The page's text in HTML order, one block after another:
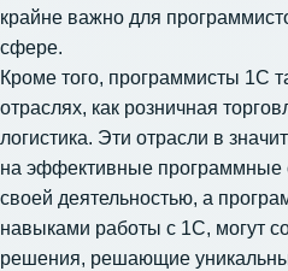
крайне важно для
сфере.
Кроме того, программисты 1С
отраслях, как розничная
логистика. Эти отрасли в
на эффективные программные
своей деятельностью, а
навыками работы с 1С, могут
решения, решающие